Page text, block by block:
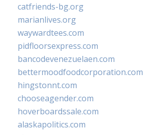
catfriends-bg.org
marianlives.org
waywardtees.com
pidfloorsexpress.com
bancodevenezuelaen.com
bettermoodfoodcorporation.com
hingstonnt.com
chooseagender.com
hoverboardssale.com
alaskapolitics.com